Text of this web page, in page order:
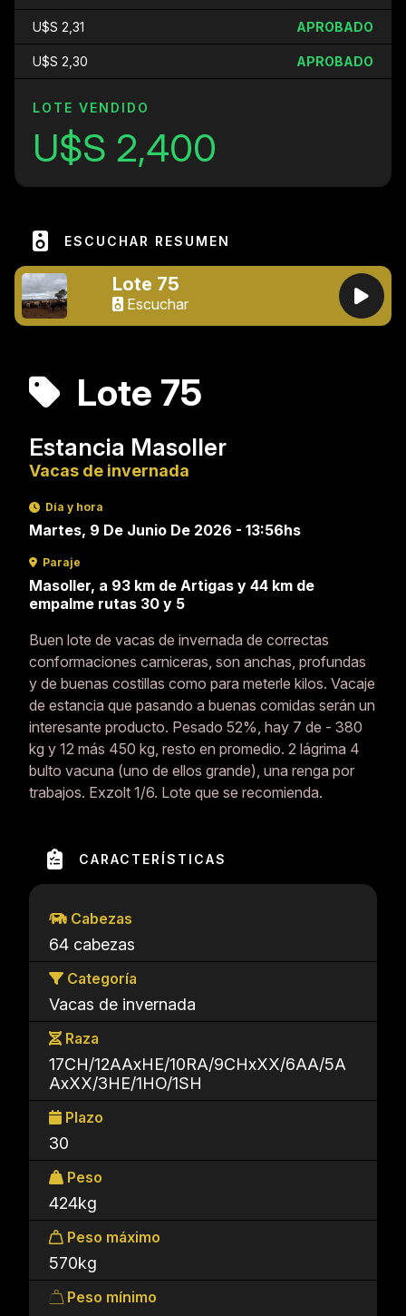
U$S 2,31 APROBADO
U$S 2,30 APROBADO
LOTE VENDIDO
U$S 2,400
ESCUCHAR RESUMEN
Lote 75
Escuchar
Lote 75
Estancia Masoller
Vacas de invernada
Día y hora
Martes, 9 De Junio De 2026 - 13:56hs
Paraje
Masoller, a 93 km de Artigas y 44 km de
empalme rutas 30 y 5
Buen lote de vacas de invernada de correctas
conformaciones carniceras, son anchas, profundas
y de buenas costillas como para meterle kilos. Vacaje
de estancia que pasando a buenas comidas serán un
interesante producto. Pesado 52%, hay 7 de - 380
kg y 12 más 450 kg, resto en promedio. 2 lágrima 4
bulto vacuna (uno de ellos grande), una renga por
trabajos. Exzolt 1/6. Lote que se recomienda.
CARACTERÍSTICAS
Cabezas
64 cabezas
Categoría
Vacas de invernada
Raza
17CH/12AAxHE/10RA/9CHxXX/6AA/5A
AxXX/3HE/1HO/1SH
Plazo
30
Peso
424kg
Peso máximo
570kg
Peso mínimo